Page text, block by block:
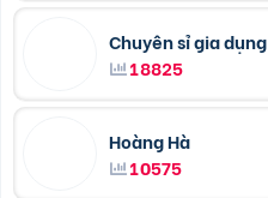
Chuyên sỉ gia dụng
18825
Hoàng Hà
10575